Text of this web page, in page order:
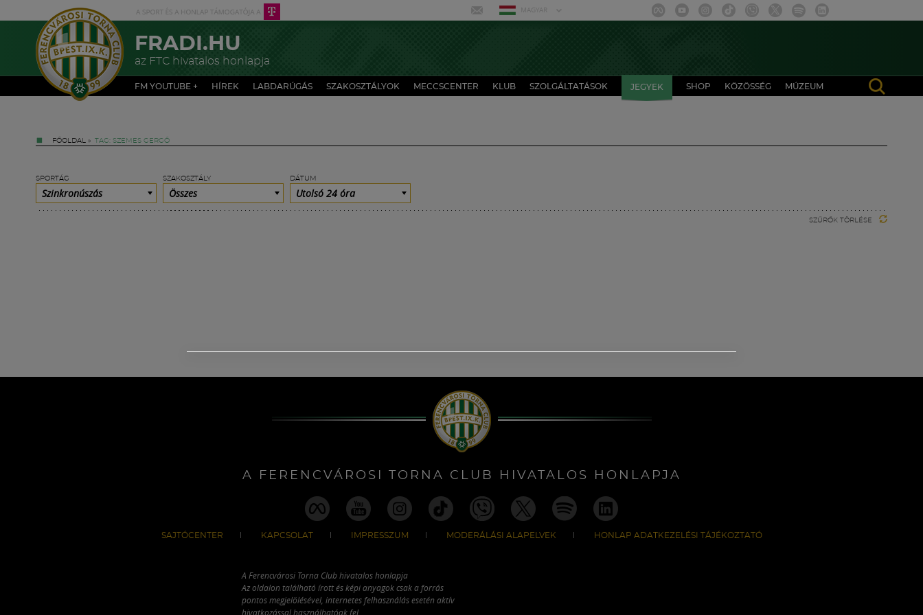
MAGYAR
FRADI.HU
az FTC hivatalos honlapja
FM YOUTUBE + HÍREK LABDARÚGÁS SZAKOSZTÁLYOK MECCSCENTER KLUB SZOLGÁLTATÁSOK JEGYEK SHOP KÖZÖSSÉG MÚZEUM
FŐOLDAL » TAG: SZEMES GERGŐ
SPORTÁG
Szinkronúszás
SZAKOSZTÁLY
Összes
DÁTUM
Utolsó 24 óra
SZŰRŐK TÖRLÉSE
A FERENCVÁROSI TORNA CLUB HIVATALOS HONLAPJA
SAJTÓCENTER KAPCSOLAT IMPRESSZUM MODERÁLÁSI ALAPELVEK HONLAP ADATKEZELÉSI TÁJÉKOZTATÓ
A Ferencvárosi Torna Club hivatalos honlapja
Az oldalon található írott és képi anyagok csak a forrás
pontos megjelölésével, internetes felhasználás esetén aktív
hivatkozással használhatóak fel.